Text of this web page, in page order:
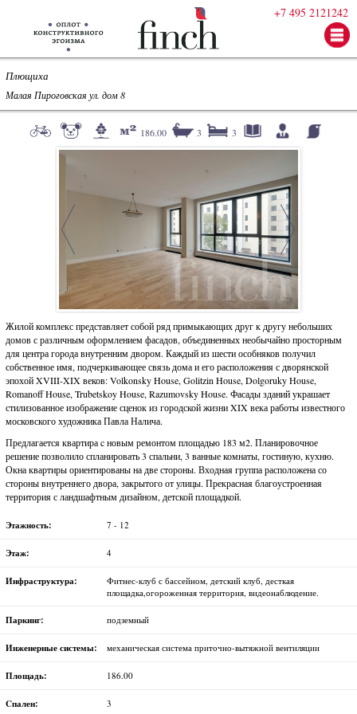
+7 495 2121242
Плющиха
Малая Пироговская ул. дом 8
186.00 3 3
Жилой комплекс представляет собой ряд примыкающих друг к другу небольших
домов с различным оформлением фасадов, объединенных необычайно просторным
для центра города внутренним двором. Каждый из шести особняков получил
собственное имя, подчеркивающее связь дома и его расположения с дворянской
эпохой XVIII-XIX веков: Volkonsky House, Golitzin House, Dolgoruky House,
Romanoff House, Trubetskoy House, Razumovsky House. Фасады зданий украшает
стилизованное изображение сценок из городской жизни XIX века работы известного
московского художника Павла Налича.
Предлагается квартира c новым ремонтом площадью 183 м2. Планировочное
решение позволило спланировать 3 спальни, 3 ванные комнаты, гостиную, кухню.
Окна квартиры ориентированы на две стороны. Входная группа расположена со
стороны внутреннего двора, закрытого от улицы. Прекрасная благоустроенная
территория с ландшафтным дизайном, детской площадкой.
Этажность: 7 - 12
Этаж: 4
Инфраструктура:
Фитнес-клуб с бассейном, детский клуб, десткая
площадка,огороженная территория, видеонаблюдение.
Паркинг: подземный
Инженерные системы: механическая система приточно-вытяжной вентиляции
Площадь: 186.00
Cпален: 3